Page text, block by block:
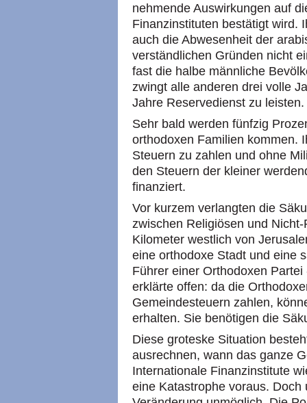
nehmende Auswirkungen auf
Finanzinstituten bestätigt wird.
auch die Abwesenheit der
verständlichen Gründen nicht
fast die halbe männliche
zwingt alle anderen drei volle
Jahre Reservedienst zu leisten.
Sehr bald werden fünfzig
orthodoxen Familien kommen.
Steuern zu zahlen und ohne
den Steuern der kleiner
finanziert.
Vor kurzem verlangten die
zwischen Religiösen und
Kilometer westlich von
eine orthodoxe Stadt und eine
Führer einer Orthodoxen
erklärte offen: da die
Gemeindesteuern zahlen,
erhalten. Sie benötigen die
Diese groteske Situation
ausrechnen, wann das ganze
Internationale Finanzinstitute
eine Katastrophe voraus.